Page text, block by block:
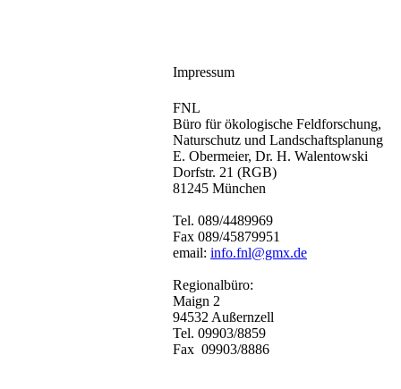
Impressum
FNL
Büro für ökologische Feldforschung,
Naturschutz und Landschaftsplanung
E. Obermeier, Dr. H. Walentowski
Dorfstr. 21 (RGB)
81245 München
Tel. 089/4489969
Fax 089/45879951
email: info.fnl@gmx.de
Regionalbüro:
Maign 2
94532 Außernzell
Tel. 09903/8859
Fax 09903/8886